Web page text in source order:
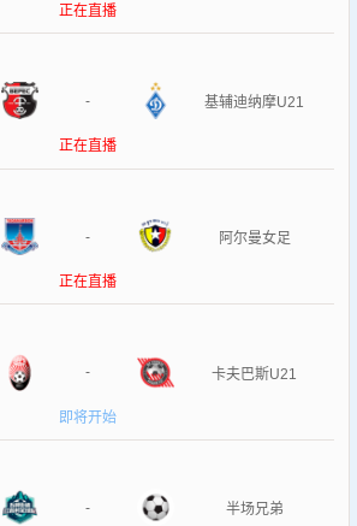
好者，我们都能满足您的观赛需求，让您
选择
的机会！
正在直播
- 基辅迪纳摩U21
正在直播
- 阿尔曼女足
正在直播
- 卡夫巴斯U21
即将开始
- 半场兄弟